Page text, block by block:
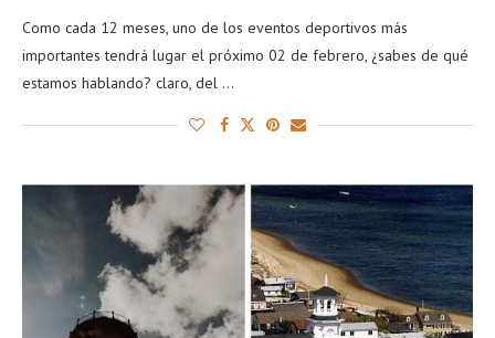
Como cada 12 meses, uno de los eventos deportivos más
importantes tendrá lugar el próximo 02 de febrero, ¿sabes de qué
estamos hablando? claro, del …